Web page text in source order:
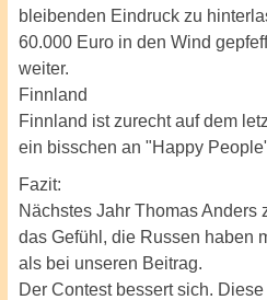
bleibenden Eindruck zu
60.000 Euro in den Wind
weiter.
Finnland
Finnland ist zurecht auf dem
ein bisschen an "Happy
Fazit:
Nächstes Jahr Thomas Anders
das Gefühl, die Russen haben
als bei unseren Beitrag.
Der Contest bessert sich.